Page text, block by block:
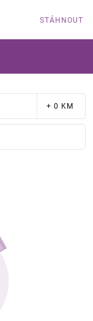
STÁHNOUT
+ 0 KM